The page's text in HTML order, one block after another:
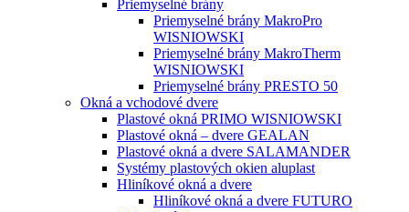
Priemyselné brány
Priemyselné brány MakroPro
WISNIOWSKI
Priemyselné brány MakroTherm
WISNIOWSKI
Priemyselné brány PRESTO 50
Okná a vchodové dvere
Plastové okná PRIMO WISNIOWSKI
Plastové okná – dvere GEALAN
Plastové okná a dvere SALAMANDER
Systémy plastových okien aluplast
Hliníkové okná a dvere
Hliníkové okná a dvere FUTURO